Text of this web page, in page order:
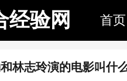
经验网 首页
林志玲演的电影叫什